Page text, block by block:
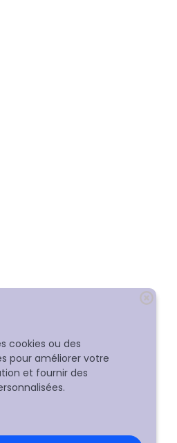
cookies ou des
pour améliorer votre
et fournir des